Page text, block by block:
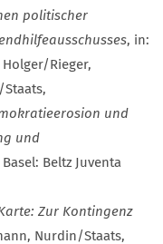
politischer
, in:
Rieger,
und
und
Beltz Juventa
Zur Kontingenz
Nurdin/Staats,